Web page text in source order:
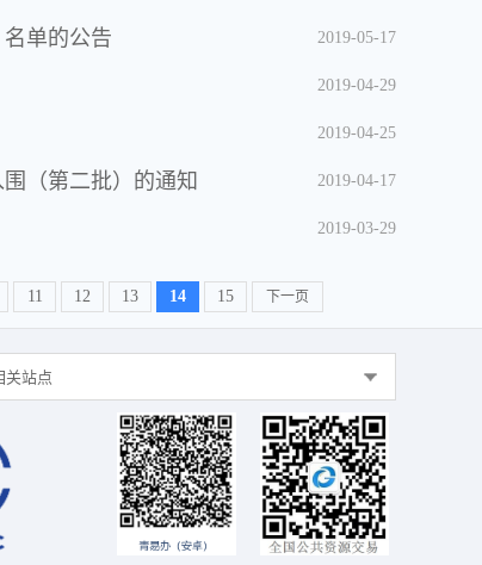
单的公告 2019-05-17
2019-04-29
2019-04-25
（第二批）的通知 2019-04-17
2019-03-29
11 12 13 14 15 下一页
关站点